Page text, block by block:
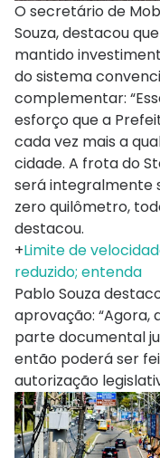
O secretário de
Souza, destacou
mantido
do sistema
complementar:
esforço que a
cada vez mais a
cidade. A frota do
será integralmente
zero quilômetro,
destacou.
+Limite de
reduzido; entenda
Pablo Souza
aprovação:
parte documental
então poderá ser
autorização